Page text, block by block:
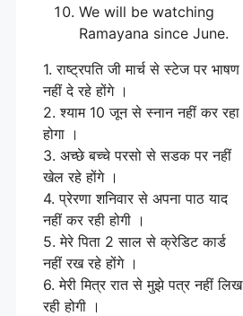
We will be watching
Ramayana since June.
1. राष्ट्रपति जी मार्च से स्टेज पर भाषण
नहीं दे रहे होंगे ।
2. श्याम 10 जून से स्नान नहीं कर रहा
होगा ।
3. अच्छे बच्चे परसो से सडक पर नहीं
खेल रहे होंगे ।
4. प्रेरणा शनिवार से अपना पाठ याद
नहीं कर रही होगी ।
5. मेरे पिता 2 साल से क्रेडिट कार्ड
नहीं रख रहे होंगे ।
6. मेरी मित्र रात से मुझे पत्र नहीं लिख
रही होगी ।